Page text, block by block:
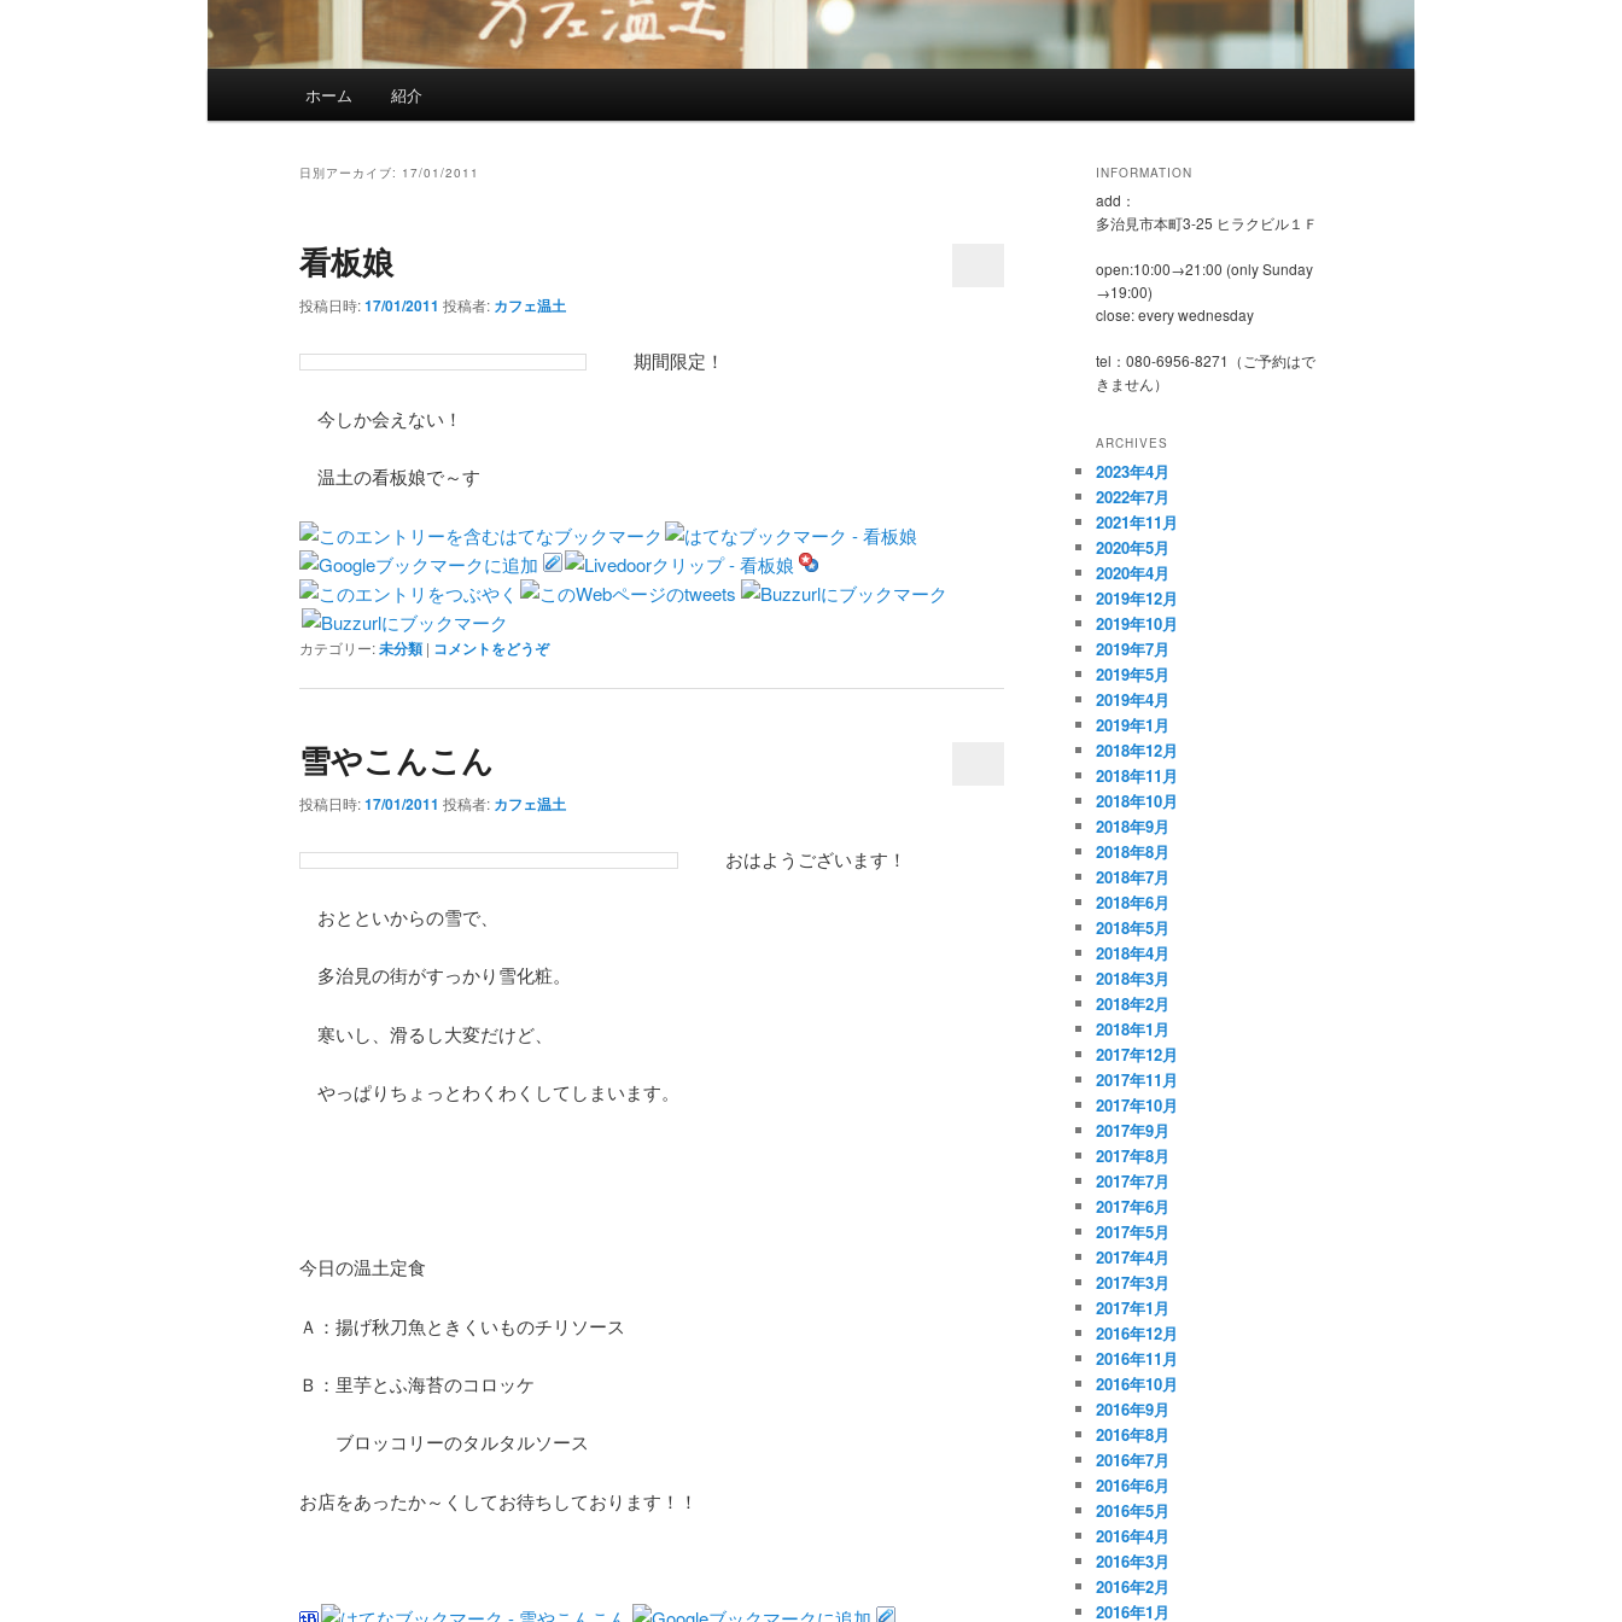
メインコンテンツへ移動
サブコンテンツへ移動
ホーム 紹介
日別アーカイブ: 17/01/2011
看板娘
投稿日時:17/01/2011 投稿者: カフェ温土
期間限定！
今しか会えない！
温土の看板娘で～す
カテゴリー:未分類 | コメントをどうぞ
雪やこんこん
投稿日時:17/01/2011 投稿者: カフェ温土
おはようございます！
おとといからの雪で、
多治見の街がすっかり雪化粧。
寒いし、滑るし大変だけど、
やっぱりちょっとわくわくしてしまいます。
今日の温土定食
Ａ：揚げ秋刀魚ときくいものチリソース
Ｂ：里芋とふ海苔のコロッケ
ブロッコリーのタルタルソース
お店をあったか～くしてお待ちしております！！
INFORMATION
add：
多治見市本町3-25 ヒラクビル１Ｆ
open:10:00→21:00 (only Sunday
→19:00)
close: every wednesday
tel：080-6956-8271（ご予約はで
きません）
ARCHIVES
2023年4月
2022年7月
2021年11月
2020年5月
2020年4月
2019年12月
2019年10月
2019年7月
2019年5月
2019年4月
2019年1月
2018年12月
2018年11月
2018年10月
2018年9月
2018年8月
2018年7月
2018年6月
2018年5月
2018年4月
2018年3月
2018年2月
2018年1月
2017年12月
2017年11月
2017年10月
2017年9月
2017年8月
2017年7月
2017年6月
2017年5月
2017年4月
2017年3月
2017年1月
2016年12月
2016年11月
2016年10月
2016年9月
2016年8月
2016年7月
2016年6月
2016年5月
2016年4月
2016年3月
2016年2月
2016年1月